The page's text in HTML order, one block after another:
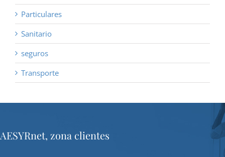
Particulares
Sanitario
seguros
Transporte
AESYRnet, zona clientes